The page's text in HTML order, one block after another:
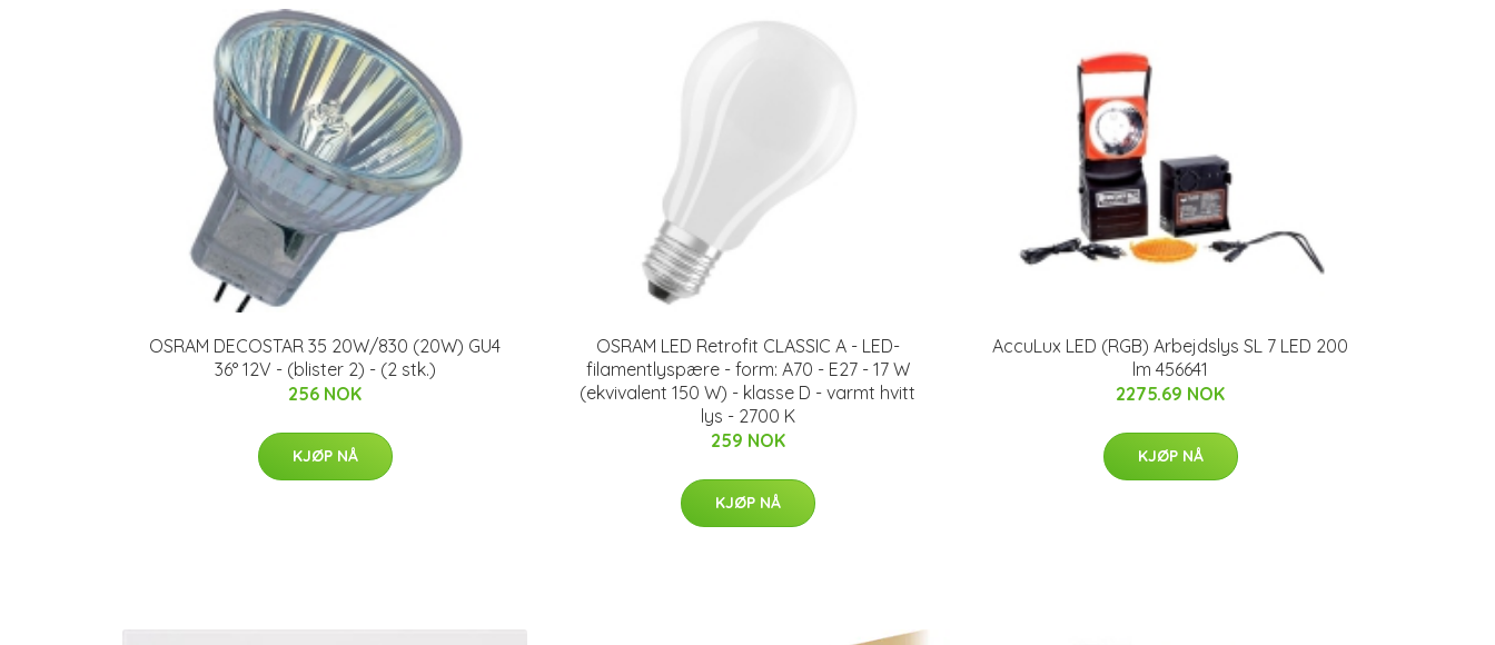
OSRAM DECOSTAR 35 20W/830 (20W) GU4
36° 12V - (blister 2) - (2 stk.)
256 NOK
KJØP NÅ
OSRAM LED Retrofit CLASSIC A - LED-
filamentlyspære - form: A70 - E27 - 17 W
(ekvivalent 150 W) - klasse D - varmt hvitt
lys - 2700 K
259 NOK
KJØP NÅ
AccuLux LED (RGB) Arbejdslys SL 7 LED 200
lm 456641
2275.69 NOK
KJØP NÅ